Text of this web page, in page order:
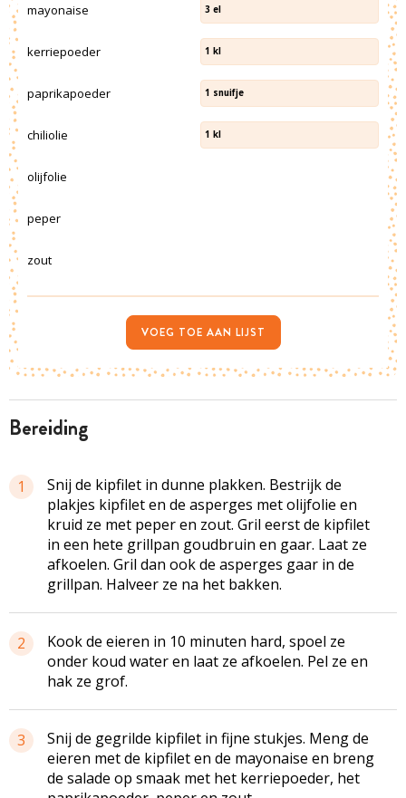
bereiding
1
Snij de kipfilet in dunne plakken. Bestrijk de
plakjes kipfilet en de asperges met olijfolie en
kruid ze met peper en zout. Gril eerst de kipfilet
in een hete grillpan goudbruin en gaar. Laat ze
afkoelen. Gril dan ook de asperges gaar in de
grillpan. Halveer ze na het bakken.
2
Kook de eieren in 10 minuten hard, spoel ze
onder koud water en laat ze afkoelen. Pel ze en
hak ze grof.
3
Snij de gegrilde kipfilet in fijne stukjes. Meng de
eieren met de kipfilet en de mayonaise en breng
de salade op smaak met het kerriepoeder, het
mayonaise 3 el
kerriepoeder 1 kl
paprikapoeder 1 snuifje
chiliolie 1 kl
olijfolie
peper
zout
VOEG TOE AAN LIJST